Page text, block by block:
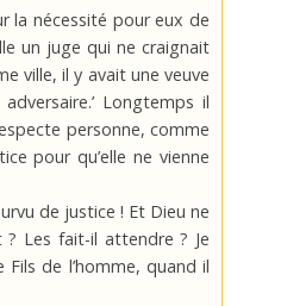
la nécessité pour eux de
un juge qui ne craignait
ville, il y avait une veuve
Longtemps il
personne, comme
pour qu’elle ne vienne
de justice ! Et Dieu ne
Les fait-il attendre ? Je
de l’homme, quand il